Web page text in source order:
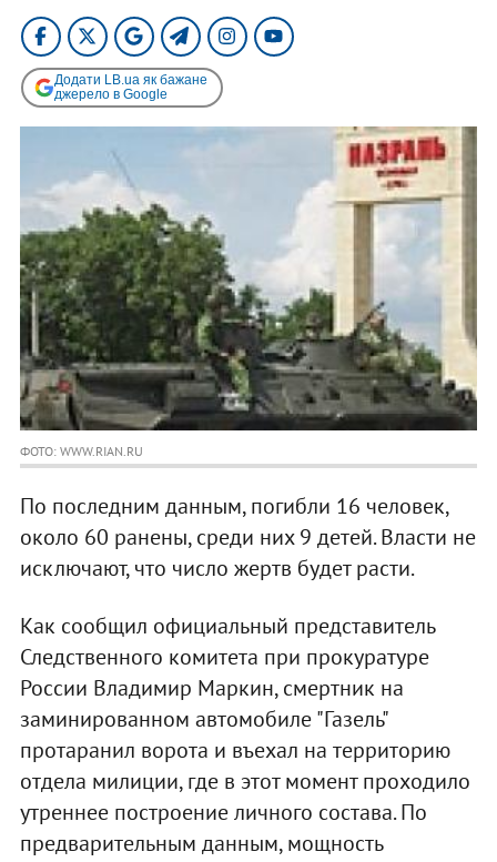
Додати LB.ua як бажане
джерело в Google
ФОТО: WWW.RIAN.RU
По последним данным, погибли 16 человек,
около 60 ранены, среди них 9 детей. Власти не
исключают, что число жертв будет расти.
Как сообщил официальный представитель
Следственного комитета при прокуратуре
России Владимир Маркин, смертник на
заминированном автомобиле "Газель"
протаранил ворота и въехал на территорию
отдела милиции, где в этот момент проходило
утреннее построение личного состава. По
предварительным данным, мощность